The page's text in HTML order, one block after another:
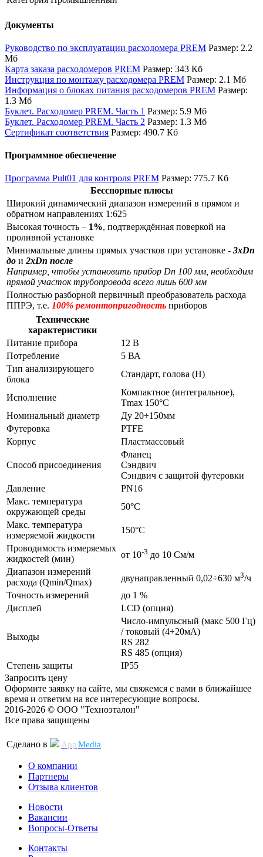
Документы
Руководство по эксплуатации расходомера PREM Размер: 2.2
Мб
Карта заказа расходомеров PREM Размер: 343 Кб
Инструкция по монтажу расходомера PREM Размер: 2.1 Мб
Информация о блоках питания расходомеров PREM Размер:
1.3 Мб
Буклет. Расходомер PREM. Часть 1 Размер: 5.9 Мб
Буклет. Расходомер PREM. Часть 2 Размер: 1.3 Мб
Сертификат соответствия Размер: 490.7 Кб
Программное обеспечение
Программа Pult01 для контроля PREM Размер: 775.7 Кб
Бесспорные плюсы
Широкий динамический диапазон измерений в прямом и
обратном направлениях 1:625
Высокая точность – 1%, подтверждённая поверкой на
проливной установке
Минимальные длины прямых участков при установке - 3xDn
до и2xDn после
Например, чтобы установить прибор Dn 100 мм, необходим
прямой участок трубопровода всего лишь 600 мм
Полностью разборной первичный преобразователь расхода
ППРЭ, т.е. 100% ремонтопригодность приборов
Технические
характеристики
Питание прибора
12 В
Потребление
5 ВА
Тип анализирующего
блока
Стандарт, голова (H)
Исполнение
Компактное (интегральное),
Tmax 150°C
Номинальный диаметр
Ду 20÷150мм
Футеровка
PTFE
Корпус
Пластмассовый
Способ присоединения
Фланец
Сэндвич
Сэндвич с защитой футеровки
Давление
PN16
Макс. температура
окружающей среды
50°C
Макс. температура
измеряемой жидкости
150°C
Проводимость измеряемых
жидкостей (мин)
от 10-3 до 10 См/м
Диапазон измерений
расхода (Qmin/Qmax)
двунаправленный 0,02÷630 м3/ч
Точность измерений
до 1 %
Дисплей
LCD (опция)
Выходы
Число-импульсный (макс 500 Гц)
/ токовый (4÷20мА)
RS 282
RS 485 (опция)
Степень защиты
IP55
Запросить цену
Оформите заявку на сайте, мы свяжемся с вами в ближайшее
время и ответим на все интересующие вопросы.
2016-2026 © ООО "Техноэталон"
Все права защищены
Сделано в AppMedia
О компании
Партнеры
Отзыва клиентов
Новости
Вакансии
Вопросы-Ответы
Контакты